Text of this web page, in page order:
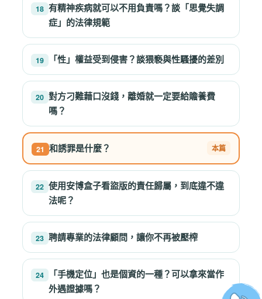
18 有精神疾病就可以不用負責嗎？談「思覺失調
症」的法律規範
19 「性」權益受到侵害？談猥褻與性騷擾的差別
20 對方刁難藉口沒錢，離婚就一定要給贍養費
嗎？
21 和誘罪是什麼？
22 使用安博盒子看盜版的責任歸屬，到底違不違
法呢？
23 聘請專業的法律顧問，讓你不再被壓榨
24
「手機定位」也是個資的一種？可以拿來當作
外遇證據嗎？